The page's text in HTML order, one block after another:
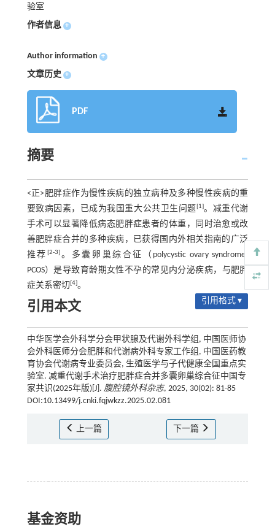
验室
作者信息 +
Author information +
文章历史 +
PDF
摘要
<正>肥胖症作为慢性疾病的独立病种及多种慢性疾病的重
要致病因素，已成为我国重大公共卫生问题[1]。减重代谢
手术可以显著降低病态肥胖症患者的体重，同时治愈或改
善肥胖症合并的多种疾病，已获得国内外相关指南的广泛
推荐 [2-3]。多囊卵巢综合征（polycystic ovary syndrome,
PCOS）是导致育龄期女性不孕的常见内分泌疾病，与肥胖
症关系密切[4]。
引用本文 引用格式 ▾
中华医学会外科学分会甲状腺及代谢外科学组, 中国医师协
会外科医师分会肥胖和代谢病外科专家工作组, 中国医药教
育协会代谢病专业委员会, 生殖医学与子代健康全国重点实
验室. 减重代谢手术治疗肥胖症合并多囊卵巢综合征中国专
家共识(2025年版)[J]. 腹腔镜外科杂志, 2025, 30(02): 81-85
DOI:10.13499/j.cnki.fqjwkzz.2025.02.081
上一篇 下一篇
基金资助